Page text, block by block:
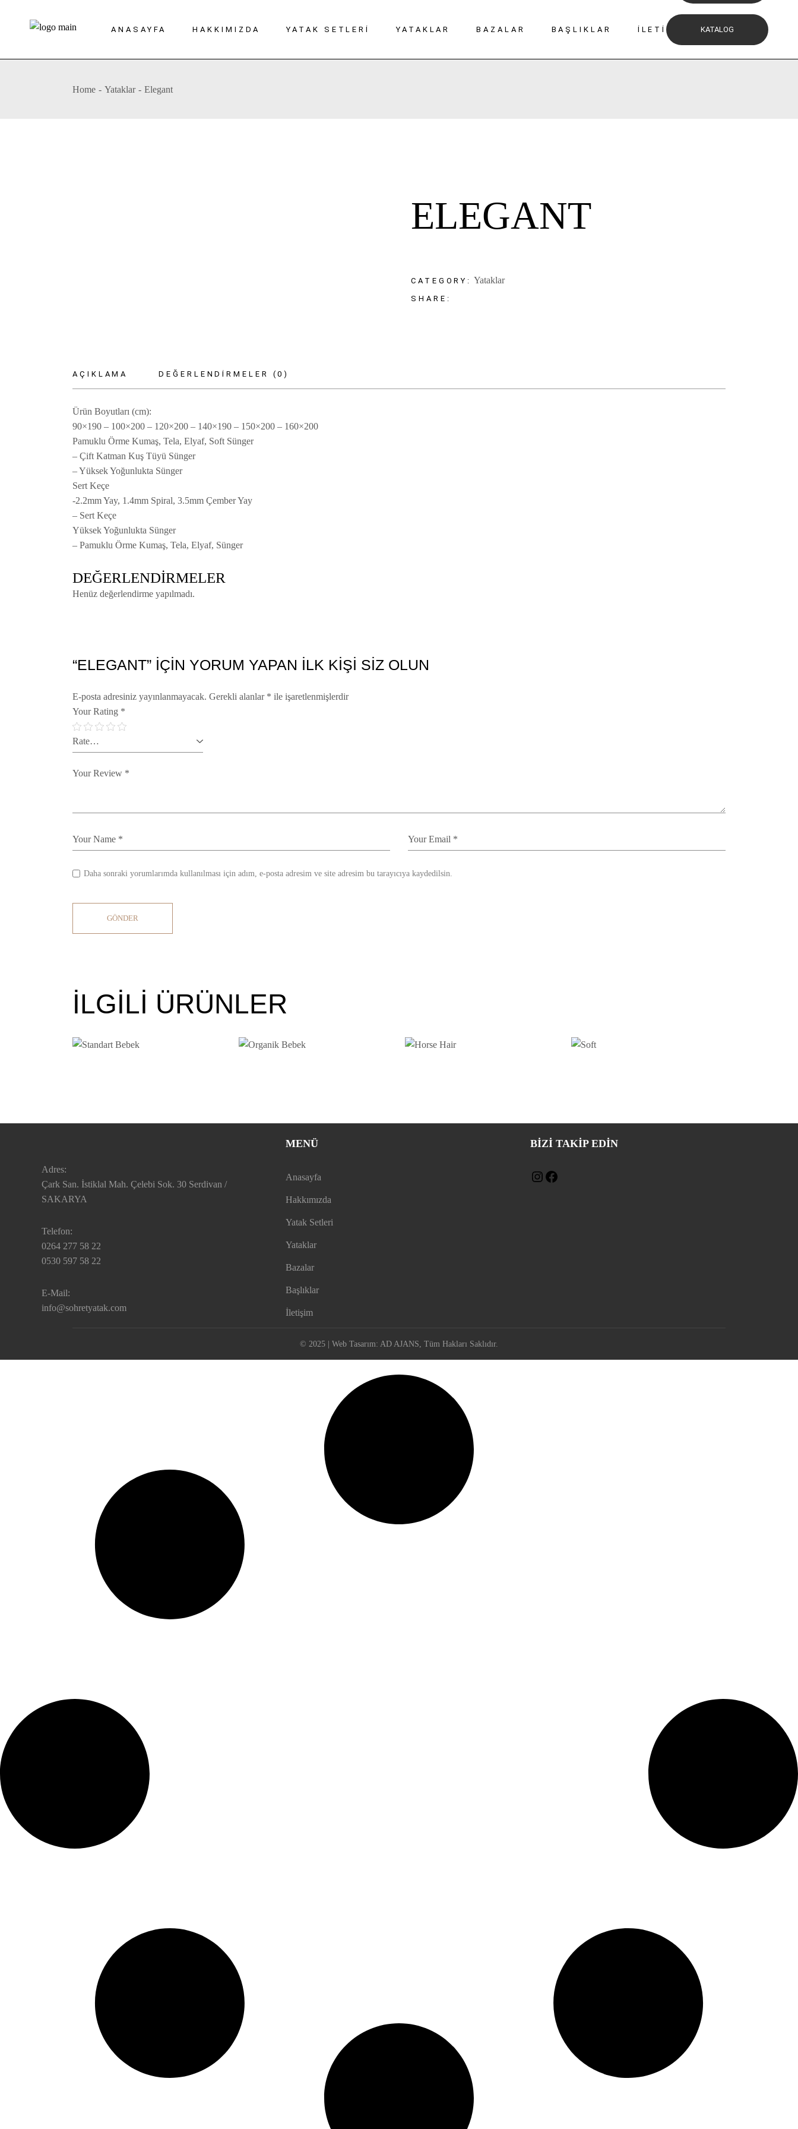
ANASAYFA HAKKIMIZDA YATAK SETLERI YATAKLAR BAZALAR BAŞLIKLAR İLETIŞIM KATALOG
Home Yataklar Elegant
ELEGANT
CATEGORY: Yataklar
SHARE:
AÇIKLAMA DEĞERLENDIRMELER (0)
Ürün Boyutları (cm):
90×190 – 100×200 – 120×200 – 140×190 – 150×200 – 160×200
Pamuklu Örme Kumaş, Tela, Elyaf, Soft Sünger
– Çift Katman Kuş Tüyü Sünger
– Yüksek Yoğunlukta Sünger
Sert Keçe
-2.2mm Yay, 1.4mm Spiral, 3.5mm Çember Yay
– Sert Keçe
Yüksek Yoğunlukta Sünger
– Pamuklu Örme Kumaş, Tela, Elyaf, Sünger
DEĞERLENDIRMELER
Henüz değerlendirme yapılmadı.
“ELEGANT” IÇIN YORUM YAPAN ILK KIŞI SIZ OLUN
E-posta adresiniz yayınlanmayacak. Gerekli alanlar * ile işaretlenmişlerdir
Your Rating *
Daha sonraki yorumlarımda kullanılması için adım, e-posta adresim ve site adresim bu tarayıcıya kaydedilsin.
GÖNDER
İLGILI ÜRÜNLER
Adres:
Çark San. İstiklal Mah. Çelebi Sok. 30 Serdivan /
SAKARYA
Telefon:
0264 277 58 22
0530 597 58 22
E-Mail:
info@sohretyatak.com
MENÜ
Anasayfa
Hakkımızda
Yatak Setleri
Yataklar
Bazalar
Başlıklar
İletişim
BIZI TAKIP EDİN
Instagram
© 2025 | Web Tasarım: AD AJANS, Tüm Hakları Saklıdır.